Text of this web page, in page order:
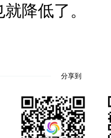
降低了。
分享到